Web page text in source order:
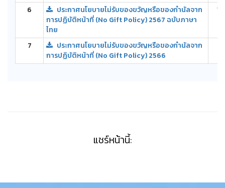
6
ประกาศนโยบายไม่รับของขวัญหรือของกำนัลจาก
การปฏิบัติหน้าที่ (No Gift Policy) 2567 ฉบับภาษา
ไทย
7
ประกาศนโยบายไม่รับของขวัญหรือของกำนัลจาก
การปฏิบัติหน้าที่ (No Gift Policy) 2566
แชร์หน้านี้: